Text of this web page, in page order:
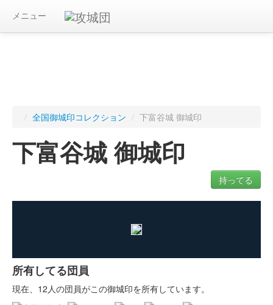
メニュー
/ 全国御城印コレクション / 下富谷城 御城印
下富谷城 御城印
持ってる
所有してる団員
現在、12人の団員がこの御城印を所有しています。